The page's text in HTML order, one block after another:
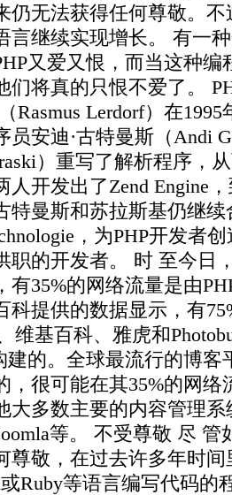
仍无法获得任何尊敬。不
言继续实现增长。 有一
又爱又恨，而当这种编
们将真的只恨不爱了。
Rasmus Lerdorf）在
员安迪·古特曼斯（Andi
）重写了解析程序，
人开发出了Zend Engine
特曼斯和苏拉斯基仍继
，为PHP开发者
职的开发者。 时 至今日
有35%的网络流量是由
科提供的数据显示，有
维基百科、雅虎和
建的。全球最流行的博客
，很可能在其35%的网络
大多数主要的内容管理
等。 不受尊敬 尽
尊敬，在过去许多年时间
Ruby等语言编写代码的